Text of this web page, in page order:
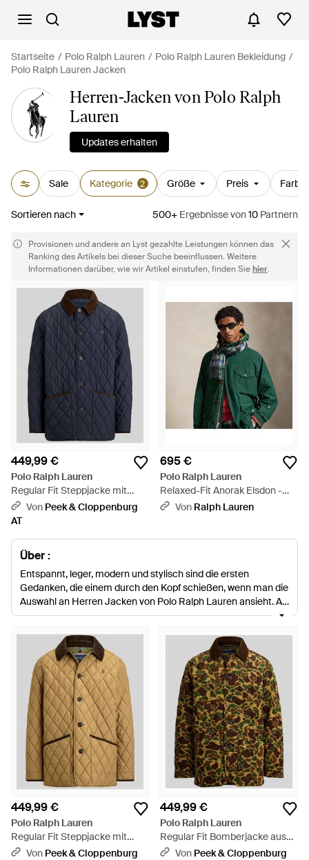
Startseite Polo Ralph Lauren
Polo Ralph Lauren Bekleidung
Polo Ralph Lauren Jacken
Herren-Jacken von Polo Ralph
Lauren
Updates erhalten
Sale Kategorie 2 Größe Preis Farbe
Sortieren nach 500+ Ergebnissevon10 Partnern
Provisionen und andere an Lyst gezahlte Leistungen können das
Ranking des Artikels bei dieser Suche beeinflussen. Weitere
Informationen darüber, wie wir Artikel einstufen, finden Siehier.
449,99 €
Polo Ralph Lauren
Regular Fit Steppjacke mit
Cord Umlegekragen - Blau
Von Peek & Cloppenburg
AT
695 €
Polo Ralph Lauren
Relaxed-Fit Anorak Elsdon -
GrünVon Ralph Lauren
Über :
Entspannt, leger, modern und stylisch sind die ersten
Gedanken, die einem durch den Kopf schießen, wenn man die
Auswahl an Herren Jacken von Polo Ralph Lauren ansieht. Als
eine der beliebtesten Marken westlich des Atlantiks formt und
erfolgreichen Gründung neu. Ob Sie auf der Suche nach
einem neuen sportlichen Sakko fürs Büro oder einer schicken
Lederjacke sind; wenn Sie eine Polo Ralph Lauren Jacken
anziehen, müssen Sie sich keine Gedanken über Ihren Look
machen. Mit so modernem Stil sehen Sie immer gut aus.
449,99 €
Polo Ralph Lauren
Regular Fit Steppjacke mit
Cord Umlegekragen - Natur
Von Peek & Cloppenburg
449,99 €
Polo Ralph Lauren
Regular Fit Bomberjacke aus
reiner Baumwolle - Braun
Von Peek & Cloppenburg